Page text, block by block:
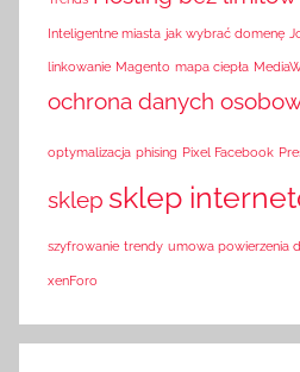
Inteligentne miasta jak wybrać domenę
linkowanie Magento mapa ciepła
ochrona danych
optymalizacja phising Pixel Facebook
sklep sklep
szyfrowanie trendy umowa powierzenia
xenForo